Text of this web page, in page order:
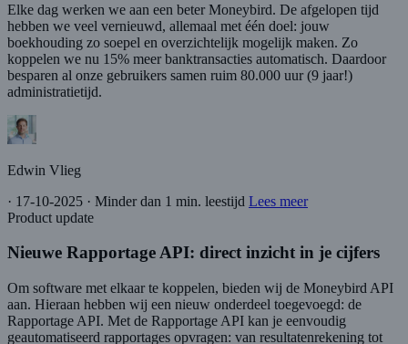
Elke dag werken we aan een beter Moneybird. De afgelopen tijd
hebben we veel vernieuwd, allemaal met één doel: jouw
boekhouding zo soepel en overzichtelijk mogelijk maken. Zo
koppelen we nu 15% meer banktransacties automatisch. Daardoor
besparen al onze gebruikers samen ruim 80.000 uur (9 jaar!)
administratietijd.
Edwin Vlieg
· 17-10-2025 · Minder dan 1 min. leestijd Lees meer
Product update
Nieuwe Rapportage API: direct inzicht in je cijfers
Om software met elkaar te koppelen, bieden wij de Moneybird API
aan. Hieraan hebben wij een nieuw onderdeel toegevoegd: de
Rapportage API. Met de Rapportage API kan je eenvoudig
geautomatiseerd rapportages opvragen: van resultatenrekening tot